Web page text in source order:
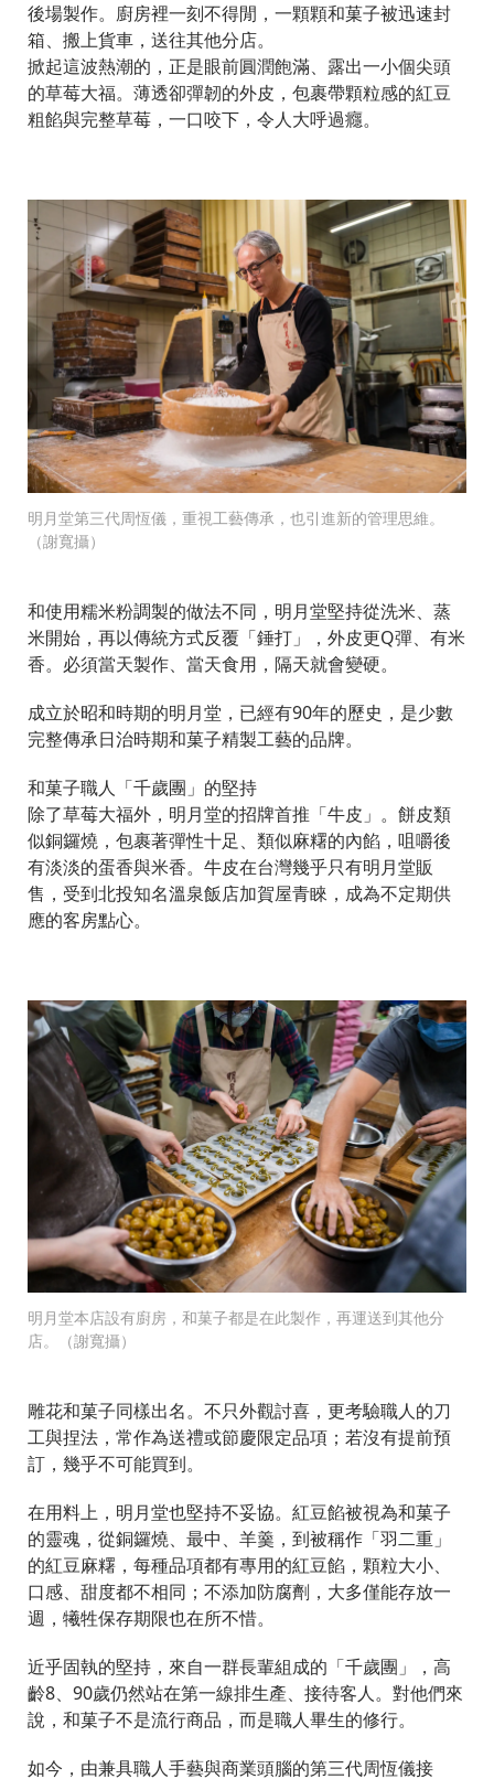
後場製作。廚房裡一刻不得閒，一顆顆和菓子被迅速封
箱、搬上貨車，送往其他分店。
掀起這波熱潮的，正是眼前圓潤飽滿、露出一小個尖頭
的草莓大福。薄透卻彈韌的外皮，包裹帶顆粒感的紅豆
粗餡與完整草莓，一口咬下，令人大呼過癮。
明月堂第三代周恆儀，重視工藝傳承，也引進新的管理思維。
（謝寬攝）
和使用糯米粉調製的做法不同，明月堂堅持從洗米、蒸
米開始，再以傳統方式反覆「錘打」，外皮更Q彈、有米
香。必須當天製作、當天食用，隔天就會變硬。
成立於昭和時期的明月堂，已經有90年的歷史，是少數
完整傳承日治時期和菓子精製工藝的品牌。
和菓子職人「千歲團」的堅持
除了草莓大福外，明月堂的招牌首推「牛皮」。餅皮類
似銅鑼燒，包裹著彈性十足、類似麻糬的內餡，咀嚼後
有淡淡的蛋香與米香。牛皮在台灣幾乎只有明月堂販
售，受到北投知名溫泉飯店加賀屋青睞，成為不定期供
應的客房點心。
明月堂本店設有廚房，和菓子都是在此製作，再運送到其他分
店。（謝寬攝）
雕花和菓子同樣出名。不只外觀討喜，更考驗職人的刀
工與捏法，常作為送禮或節慶限定品項；若沒有提前預
訂，幾乎不可能買到。
在用料上，明月堂也堅持不妥協。紅豆餡被視為和菓子
的靈魂，從銅鑼燒、最中、羊羹，到被稱作「羽二重」
的紅豆麻糬，每種品項都有專用的紅豆餡，顆粒大小、
口感、甜度都不相同；不添加防腐劑，大多僅能存放一
週，犧牲保存期限也在所不惜。
近乎固執的堅持，來自一群長輩組成的「千歲團」，高
齡8、90歲仍然站在第一線排生產、接待客人。對他們來
說，和菓子不是流行商品，而是職人畢生的修行。
如今，由兼具職人手藝與商業頭腦的第三代周恆儀接